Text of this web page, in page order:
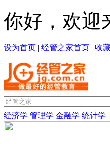
你好，欢迎
设为首页 | 经管之家首页 | 收
经济学 管理学 金融学 统计学